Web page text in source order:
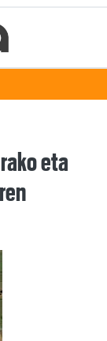
eta